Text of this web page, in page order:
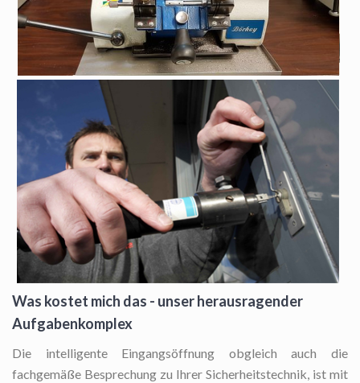
Was kostet mich das - unser herausragender
Aufgabenkomplex
Die intelligente Eingangsöffnung obgleich auch die
fachgemäße Besprechung zu Ihrer Sicherheitstechnik, ist mit